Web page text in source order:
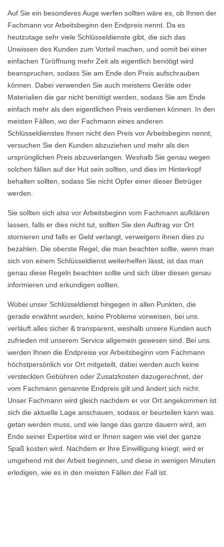
Auf Sie ein besonderes Auge werfen sollten wäre es, ob Ihnen der
Fachmann vor Arbeitsbeginn den Endpreis nennt. Da es
heutzutage sehr viele Schlüsseldienste gibt, die sich das
Unwissen des Kunden zum Vorteil machen, und somit bei einer
einfachen Türöffnung mehr Zeit als eigentlich benötigt wird
beanspruchen, sodass Sie am Ende den Preis aufschrauben
können. Dabei verwenden Sie auch meistens Geräte oder
Materialien die gar nicht benötigt werden, sodass Sie am Ende
einfach mehr als den eigentlichen Preis verdienen können. In den
meisten Fällen, wo der Fachmann eines anderen
Schlüsseldienstes Ihnen nicht den Preis vor Arbeitsbeginn nennt,
versuchen Sie den Kunden abzuziehen und mehr als den
ursprünglichen Preis abzuverlangen. Weshalb Sie genau wegen
solchen fällen auf der Hut sein sollten, und dies im Hinterkopf
behalten sollten, sodass Sie nicht Opfer einer dieser Betrüger
werden.
Sie sollten sich also vor Arbeitsbeginn vom Fachmann aufklären
lassen, falls er dies nicht tut, sollten Sie den Auftrag vor Ort
stornieren und falls er Geld verlangt, verweigern ihnen dies zu
bezahlen. Die oberste Regel, die man beachten sollte, wenn man
sich von einem Schlüsseldienst weiterhelfen lässt, ist das man
genau diese Regeln beachten sollte und sich über diesen genau
informieren und erkundigen sollten.
Wobei unser Schlüsseldienst hingegen in allen Punkten, die
gerade erwähnt wurden, keine Probleme vorweisen, bei uns
verläuft alles sicher & transparent, weshalb unsere Kunden auch
zufrieden mit unserem Service allgemein gewesen sind. Bei uns
werden Ihnen die Endpreise vor Arbeitsbeginn vom Fachmann
höchstpersönlich vor Ort mitgeteilt, dabei werden auch keine
versteckten Gebühren oder Zusatzkosten dazugerechnet, der
vom Fachmann genannte Endpreis gilt und ändert sich nicht.
Unser Fachmann wird gleich nachdem er vor Ort angekommen ist
sich die aktuelle Lage anschauen, sodass er beurteilen kann was
getan werden muss, und wie lange das ganze dauern wird, am
Ende seiner Expertise wird er Ihnen sagen wie viel der ganze
Spaß kosten wird. Nachdem er Ihre Einwilligung kriegt, wird er
umgehend mit der Arbeit beginnen, und diese in wenigen Minuten
erledigen, wie es in den meisten Fällen der Fall ist.